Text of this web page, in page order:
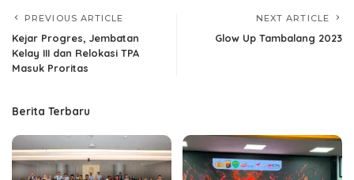
PREVIOUS ARTICLE
Kejar Progres, Jembatan
Kelay III dan Relokasi TPA
Masuk Proritas
NEXT ARTICLE
Glow Up Tambalang 2023
Berita Terbaru